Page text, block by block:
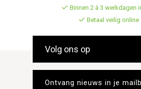
Binnen 2 à 3 werkdagen
Betaal veilig online
Volg ons op